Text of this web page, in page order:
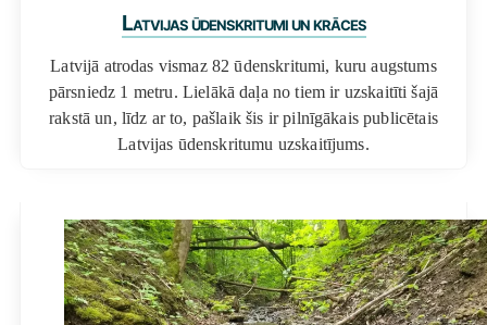
Latvijas ūdenskritumi un krāces
Latvijā atrodas vismaz 82 ūdenskritumi, kuru augstums
pārsniedz 1 metru. Lielākā daļa no tiem ir uzskaitīti šajā
rakstā un, līdz ar to, pašlaik šis ir pilnīgākais publicētais
Latvijas ūdenskritumu uzskaitījums.